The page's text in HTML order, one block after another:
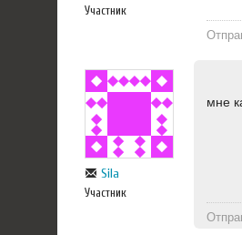
Участник
Sila
Участник
мне